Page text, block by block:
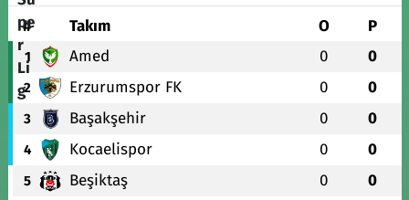
# Takım O P
1 Amed 0 0
2 Erzurumspor FK 0 0
3 Başakşehir 0 0
4 Kocaelispor 0 0
5 Beşiktaş 0 0